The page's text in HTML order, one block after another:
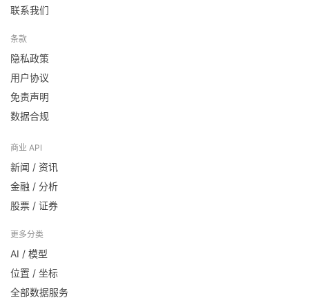
联系我们
条款
隐私政策
用户协议
免责声明
数据合规
商业 API
新闻 / 资讯
金融 / 分析
股票 / 证券
更多分类
AI / 模型
位置 / 坐标
全部数据服务